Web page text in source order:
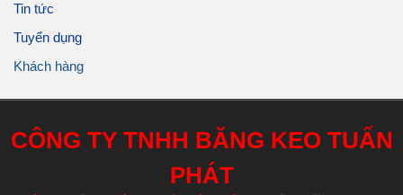
Tin tức
Tuyển dụng
Khách hàng
CÔNG TY TNHH BĂNG KEO TUẤN
PHÁT